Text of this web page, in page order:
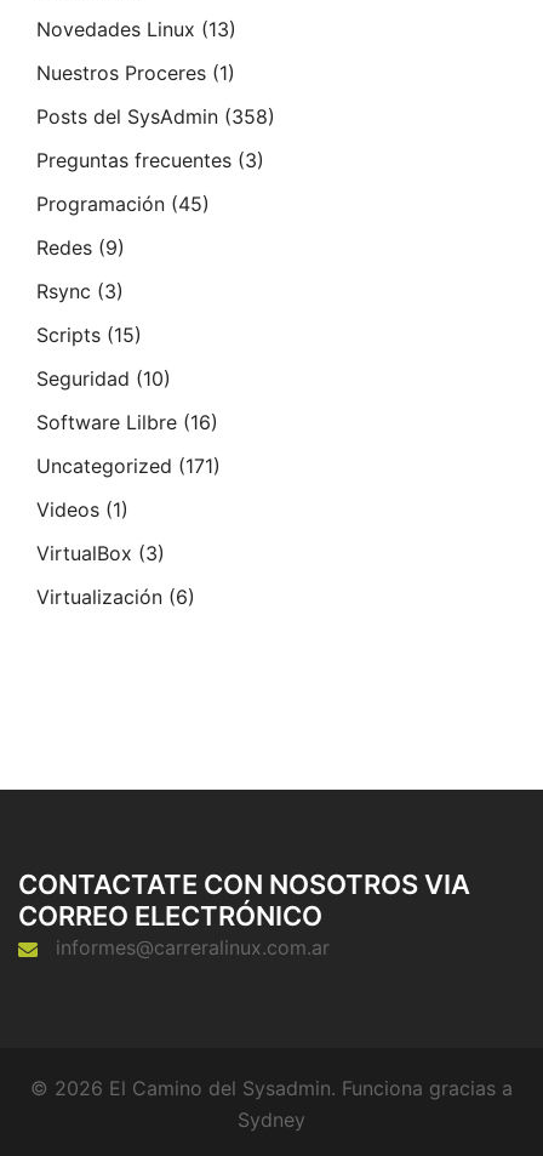
Novedades Linux (13)
Nuestros Proceres (1)
Posts del SysAdmin (358)
Preguntas frecuentes (3)
Programación (45)
Redes (9)
Rsync (3)
Scripts (15)
Seguridad (10)
Software Lilbre (16)
Uncategorized (171)
Videos (1)
VirtualBox (3)
Virtualización (6)
CONTACTATE CON NOSOTROS VIA
CORREO ELECTRÓNICO
informes@carreralinux.com.ar
© 2026 El Camino del Sysadmin. Funciona gracias a
Sydney